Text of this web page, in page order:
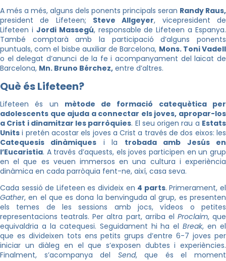
A més a més, alguns dels ponents principals seran Randy Raus,
president de Lifeteen; Steve Allgeyer, vicepresident de
Lifeteen i Jordi Massegú, responsable de Lifeteen a Espanya.
També comptarà amb la participació d’alguns ponents
puntuals, com el bisbe auxiliar de Barcelona, Mons. Toni Vadell
o el delegat d’anunci de la fe i acompanyament del laïcat de
Barcelona, Mn. Bruno Bérchez, entre d’altres.
Què és Lifeteen?
Lifeteen és un mètode de formació catequètica per
adolescents que ajuda a connectar els joves, apropar-los
a Crist i dinamitzar les parròquies. El seu origen rau a Estats
Units i pretén acostar els joves a Crist a través de dos eixos: les
Catequesis dinàmiques i la trobada amb Jesús en
l’Eucaristia. A través d’aquests, els joves participen en un grup
en el que es veuen immersos en una cultura i experiència
dinàmica en cada parròquia fent-ne, així, casa seva.
Cada sessió de Lifeteen es divideix en 4 parts. Primerament, el
Gather, en el que es dona la benvinguda al grup, es presenten
els temes de les sessions amb jocs, vídeos o petites
representacions teatrals. Per altra part, arriba el Proclaim, que
equivaldria a la catequesi. Seguidament hi ha elBreak, en el
que es divideixen tots ens petits grups d’entre 6-7 joves per
iniciar un diàleg en el que s’exposen dubtes i experiències.
Finalment, s’acompanya del Send, que és el moment